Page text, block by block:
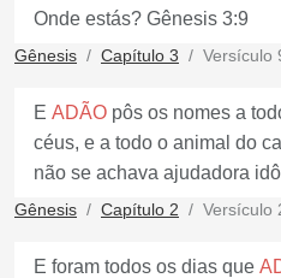
Onde estás? Gênesis 3:9
Gênesis Capítulo 3 Versículo
E ADÃO pôs os nomes a
céus, e a todo o animal do
não se achava ajudadora
Gênesis Capítulo 2 Versículo
E foram todos os dias que